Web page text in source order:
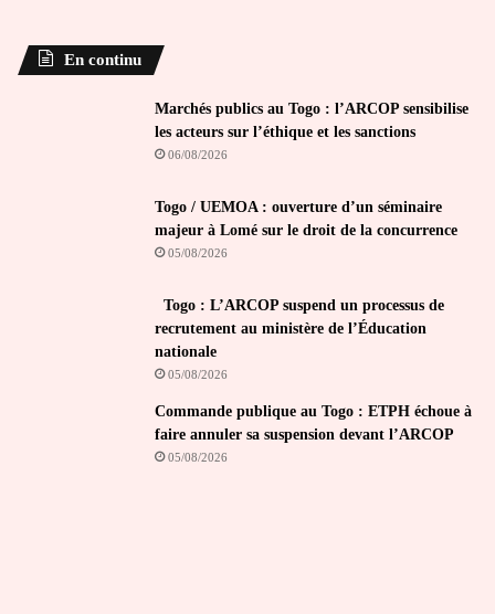
En continu
Marchés publics au Togo : l’ARCOP sensibilise
les acteurs sur l’éthique et les sanctions
06/08/2026
Togo / UEMOA : ouverture d’un séminaire
majeur à Lomé sur le droit de la concurrence
05/08/2026
Togo : L’ARCOP suspend un processus de
recrutement au ministère de l’Éducation
nationale
05/08/2026
Commande publique au Togo : ETPH échoue à
faire annuler sa suspension devant l’ARCOP
05/08/2026